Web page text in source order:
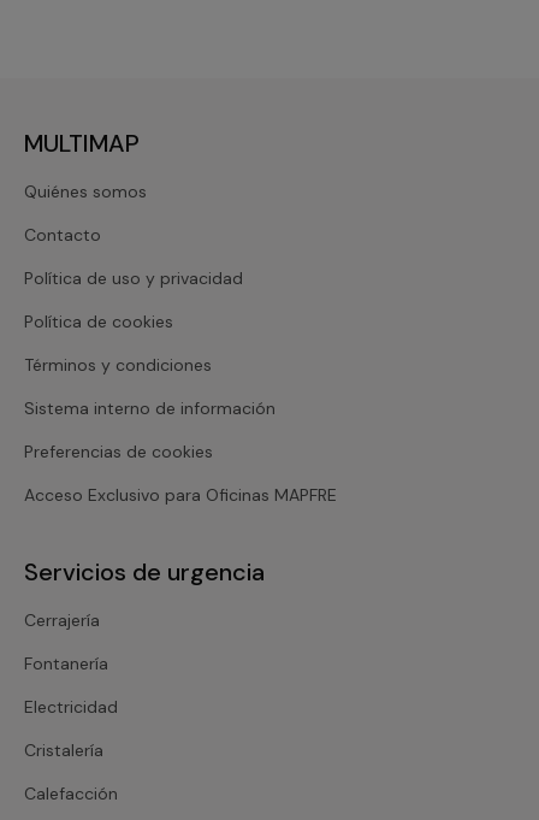
MULTIMAP
Quiénes somos
Contacto
Política de uso y privacidad
Política de cookies
Términos y condiciones
Sistema interno de información
Preferencias de cookies
Acceso Exclusivo para Oficinas MAPFRE
Servicios de urgencia
Cerrajería
Fontanería
Electricidad
Cristalería
Calefacción